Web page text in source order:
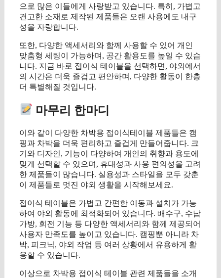
으로 많은 이들에게 사랑받고 있습니다. 특히, 가볍고
견고한 소재로 제작된 제품들은 오랜 사용에도 내구
성을 자랑합니다.
또한, 다양한 액세서리와 함께 사용할 수 있어 개인
맞춤형 세팅이 가능하며, 공간 활용도를 높일 수 있습
니다. 지금 바로 접이식 테이블을 선택하면, 야외에서
의 시간은 더욱 즐겁고 편안하며, 다양한 활동이 한층
더 특별해질 것입니다.
마무리 한마디
이와 같이 다양한 차박용 접이식테이블 제품들은 캠
핑과 차박을 더욱 편리하고 즐겁게 만들어줍니다. 크
기와 디자인, 기능이 다양하여 개인의 취향과 용도에
맞게 선택할 수 있으며, 휴대성과 사용 편의성을 고려
한 제품들이 많습니다. 실용성과 스타일을 모두 갖춘
이 제품들로 멋진 야외 생활을 시작해보세요.
접이식 테이블은 가볍고 간편한 이동과 설치가 가능
하여 야외 활동에 최적화되어 있습니다. 배수구, 수납
가방, 회전 기능 등 다양한 액세서리와 함께 제공되어
사용자 만족도를 높이고 있습니다. 캠핑뿐 아니라 차
박, 피크닉, 야외 작업 등 여러 상황에서 유용하게 활
용할 수 있습니다.
이상으로 차박용 접이식 테이블 관련 제품들을 소개